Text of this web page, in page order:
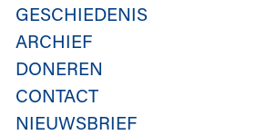
GESCHIEDENIS
ARCHIEF
DONEREN
CONTACT
NIEUWSBRIEF